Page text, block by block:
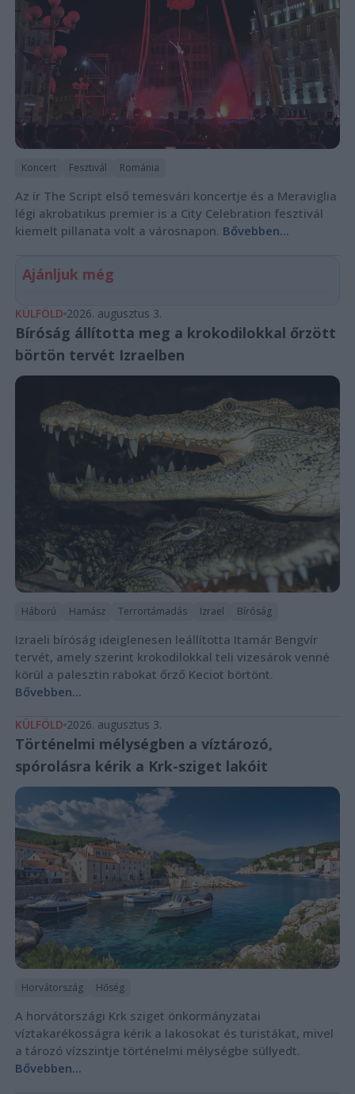
Koncert Fesztivál Románia
Az ír The Script első temesvári koncertje és a Meraviglia
légi akrobatikus premier is a City Celebration fesztivál
kiemelt pillanata volt a városnapon. Bővebben...
Ajánljuk még
KÜLFÖLD 2026. augusztus 3.
Bíróság állította meg a krokodilokkal őrzött
börtön tervét Izraelben
Háború Hamász Terrortámadás Izrael Bíróság
Izraeli bíróság ideiglenesen leállította Itamár Bengvír
tervét, amely szerint krokodilokkal teli vizesárok venné
körül a palesztin rabokat őrző Keciot börtönt.
Bővebben...
KÜLFÖLD 2026. augusztus 3.
Történelmi mélységben a víztározó,
spórolásra kérik a Krk-sziget lakóit
Horvátország Hőség
A horvátországi Krk sziget önkormányzatai
víztakarékosságra kérik a lakosokat és turistákat, mivel
a tározó vízszintje történelmi mélységbe süllyedt.
Bővebben...